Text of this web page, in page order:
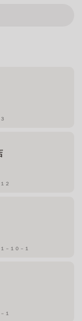
２
－１０－１
１